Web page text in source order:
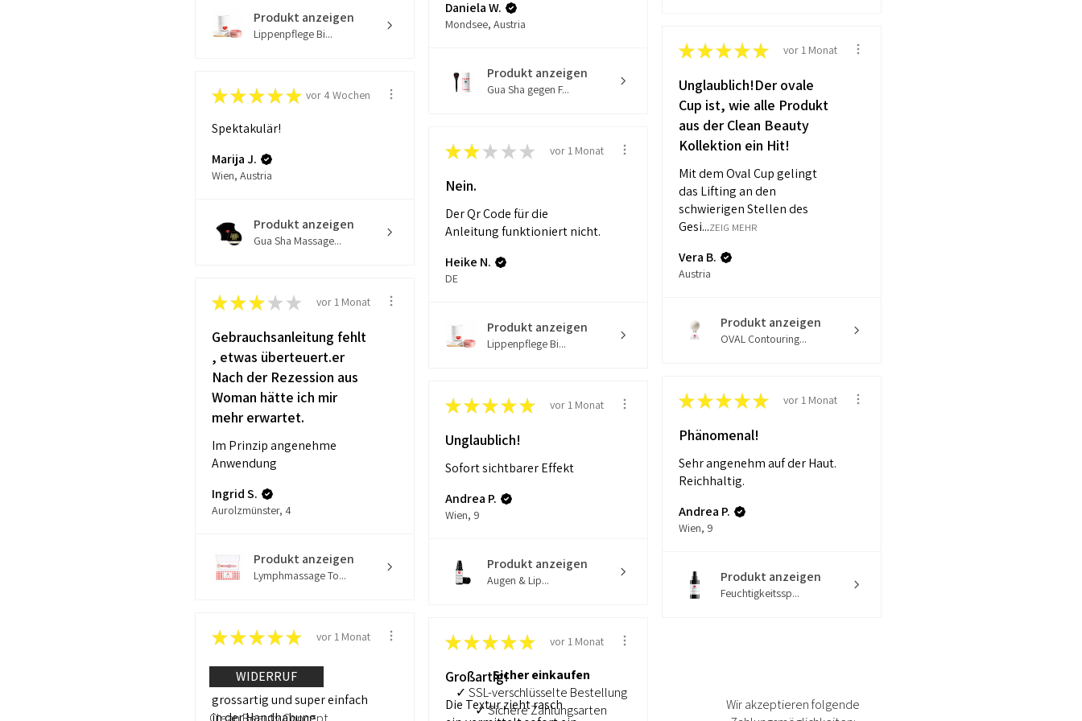
Produkt anzeigen
Lippenpflege Bi...
Daniela W.
Mondsee, Austria
Produkt anzeigen
Gua Sha gegen F...
★★★★★ vor 1 Monat
Unglaublich!Der ovale
Cup ist, wie alle Produkt
aus der Clean Beauty
Kollektion ein Hit!
Mit dem Oval Cup gelingt
das Lifting an den
schwierigen Stellen des
Gesi...ZEIG MEHR
Vera B.
Austria
Produkt anzeigen
OVAL Contouring...
★★★★★ vor 4 Wochen
Spektakulär!
Marija J.
Wien, Austria
Produkt anzeigen
Gua Sha Massage...
★★ ★ ★ ★ vor 1 Monat
Nein.
Der Qr Code für die
Anleitung funktioniert nicht.
Heike N.
DE
Produkt anzeigen
Lippenpflege Bi...
★★★ ★ ★ vor 1 Monat
Gebrauchsanleitung fehlt
, etwas überteuert.er
Nach der Rezession aus
Woman hätte ich mir
mehr erwartet.
Im Prinzip angenehme
Anwendung
Ingrid S.
Aurolzmünster, 4
Produkt anzeigen
Lymphmassage To...
★★★★★ vor 1 Monat
Phänomenal!
Sehr angenehm auf der Haut.
Reichhaltig.
Andrea P.
Wien, 9
Produkt anzeigen
Feuchtigkeitssp...
★★★★★ vor 1 Monat
Unglaublich!
Sofort sichtbarer Effekt
Andrea P.
Wien, 9
Produkt anzeigen
Augen & Lip...
★★★★★ vor 1 Monat
Wunderbar!
grossartig und super einfach
in der Handhabung
★★★★★ vor 1 Monat
Großartig!
Die Textur zieht rasch
WIDERRUF
Sicher einkaufen
✓ SSL-verschlüsselte Bestellung
✓ Sichere Zahlungsarten
Wir akzeptieren folgende